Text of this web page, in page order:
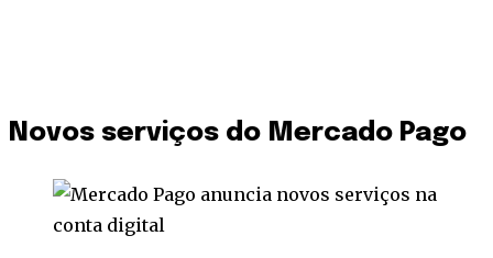
Novos serviços do Mercado Pago